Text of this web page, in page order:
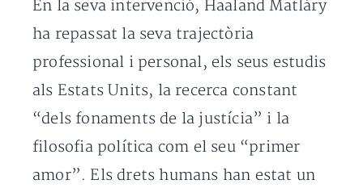
En la seva intervenció, Haaland Matláry
ha repassat la seva trajectòria
professional i personal, els seus estudis
als Estats Units, la recerca constant
“dels fonaments de la justícia” i la
filosofia política com el seu “primer
amor”. Els drets humans han estat un